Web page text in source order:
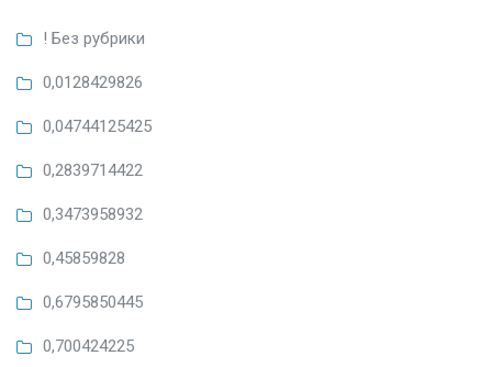
! Без рубрики
0,0128429826
0,04744125425
0,2839714422
0,3473958932
0,45859828
0,6795850445
0,700424225